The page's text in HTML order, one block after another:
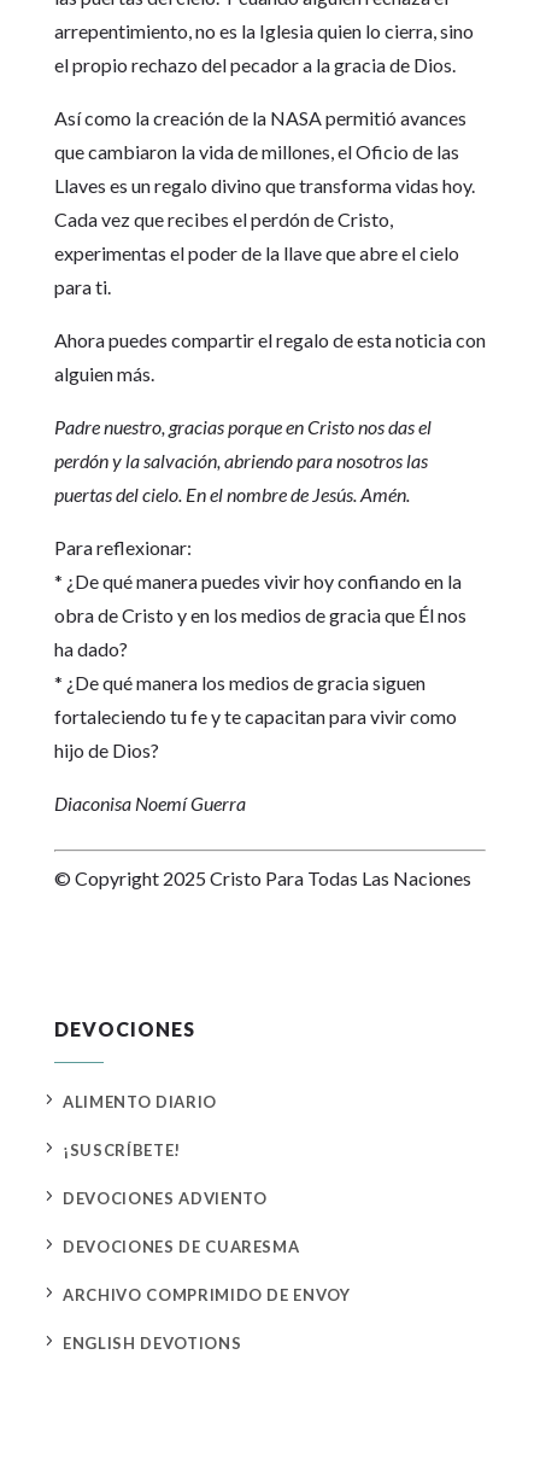
arrepentimiento, no es la Iglesia quien lo cierra, sino
el propio rechazo del pecador a la gracia de Dios.
Así como la creación de la NASA permitió avances
que cambiaron la vida de millones, el Oficio de las
Llaves es un regalo divino que transforma vidas hoy.
Cada vez que recibes el perdón de Cristo,
experimentas el poder de la llave que abre el cielo
para ti.
Ahora puedes compartir el regalo de esta noticia con
alguien más.
Padre nuestro, gracias porque en Cristo nos das el
perdón y la salvación, abriendo para nosotros las
puertas del cielo. En el nombre de Jesús. Amén.
Para reflexionar:
* ¿De qué manera puedes vivir hoy confiando en la
obra de Cristo y en los medios de gracia que Él nos
ha dado?
* ¿De qué manera los medios de gracia siguen
fortaleciendo tu fe y te capacitan para vivir como
hijo de Dios?
Diaconisa Noemí Guerra
© Copyright 2025 Cristo Para Todas Las Naciones
DEVOCIONES
5 ALIMENTO DIARIO
5 ¡SUSCRÍBETE!
5 DEVOCIONES ADVIENTO
5 DEVOCIONES DE CUARESMA
5 ARCHIVO COMPRIMIDO DE ENVOY
5 ENGLISH DEVOTIONS